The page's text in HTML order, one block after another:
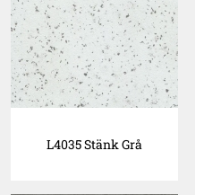
L4035 Stänk Grå